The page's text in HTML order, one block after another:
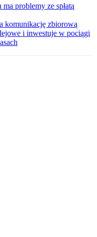
problemy ze spłatą
komunikację zbiorową
i inwestuje w pociągi